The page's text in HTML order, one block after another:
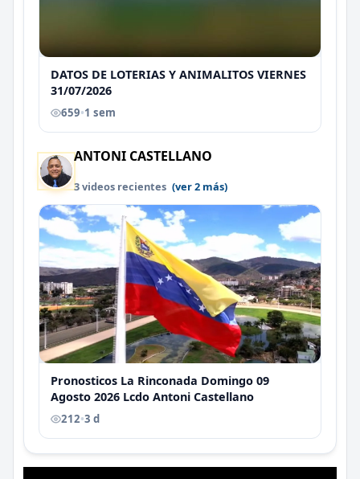
DATOS DE LOTERIAS Y ANIMALITOS VIERNES
31/07/2026
659•1 sem
ANTONI CASTELLANO
3 videos recientes (ver 2 más)
Pronosticos La Rinconada Domingo 09
Agosto 2026 Lcdo Antoni Castellano
212•3 d